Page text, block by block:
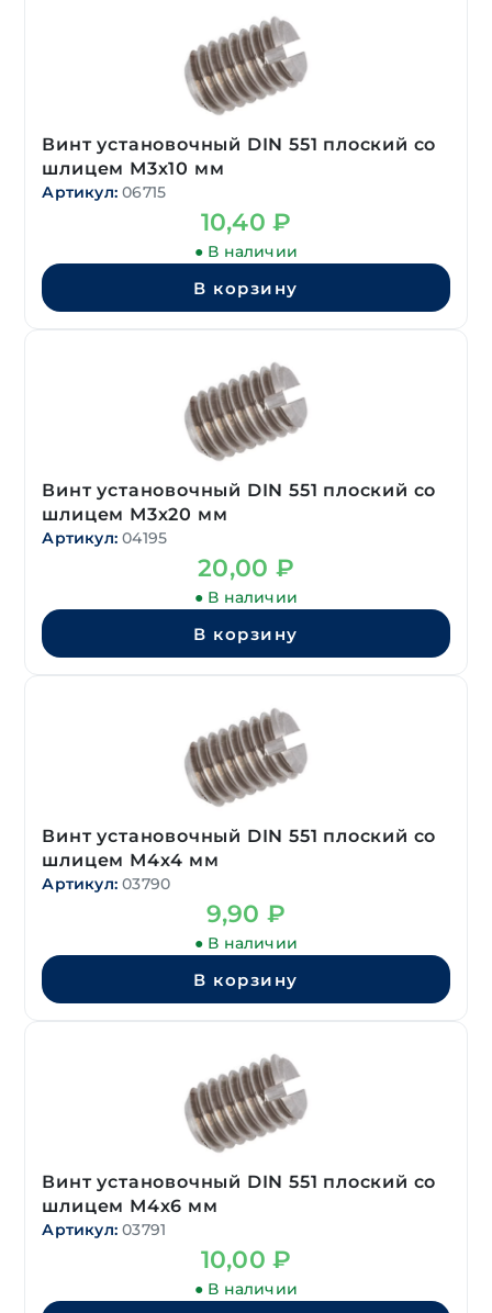
Винт установочный DIN 551 плоский со
шлицем М3х10 мм
Артикул: 06715
10,40 ₽
● В наличии
В корзину
Винт установочный DIN 551 плоский со
шлицем М3х20 мм
Артикул: 04195
20,00 ₽
● В наличии
В корзину
Винт установочный DIN 551 плоский со
шлицем М4х4 мм
Артикул: 03790
9,90 ₽
● В наличии
В корзину
Винт установочный DIN 551 плоский со
шлицем М4х6 мм
Артикул: 03791
10,00 ₽
● В наличии